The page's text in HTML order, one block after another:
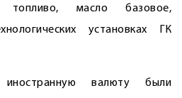
топливо, масло базовое,
установках ГК
валюту были